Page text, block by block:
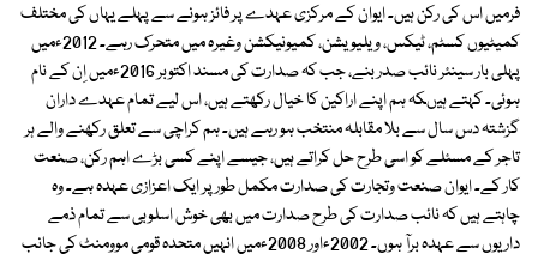
فرمیں اس کی رکن ہیں۔ ایوان کے مرکزی عہدے پر فائز ہونے سے پہلے یہاں کی مختلف
کمیٹیوں کسٹم، ٹیکس، ویلیویشن، کمیونیکشن وغیرہ میں متحرک رہے۔ 2012ءمیں
پہلی بار سینئر نائب صدر بنے، جب کہ صدارت کی مسند اکتوبر 2016ءمیں اِن کے نام
ہوئی۔ کہتے ہیںکہ ہم اپنے اراکین کا خیال رکھتے ہیں، اس لیے تمام عہدے داران
گزشتہ دس سال سے بلا مقابلہ منتخب ہو رہے ہیں۔ ہم کراچی سے تعلق رکھنے والے ہر
تاجر کے مسئلے کو اسی طرح حل کراتے ہیں، جیسے اپنے کسی بڑے اہم رکن، صنعت
کار کے۔ ایوان صنعت وتجارت کی صدارت مکمل طور پر ایک اعزازی عہدہ ہے۔ وہ
چاہتے ہیں کہ نائب صدارت کی طرح صدارت میں بھی خوش اسلوبی سے تمام ذمے
داریوں سے عہدہ برآ ہوں۔ 2002ءاور 2008ءمیں انہیں متحدہ قومی موومنٹ کی جانب